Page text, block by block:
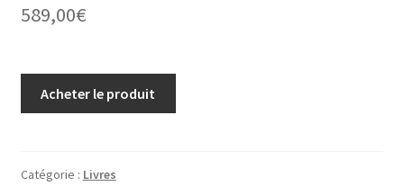
589,00€
Acheter le produit
Catégorie : Livres